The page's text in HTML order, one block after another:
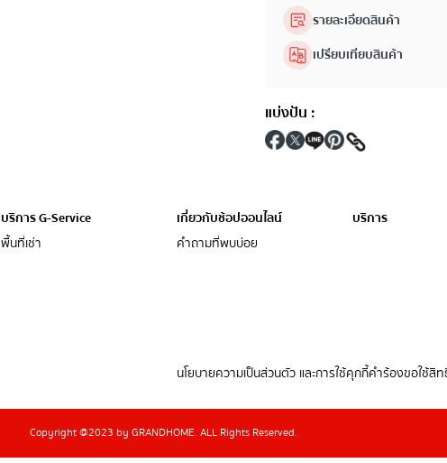
รายละเอียดสินค้า
เปรียบเทียบสินค้า
แบ่งปัน :
บริการ G-Service
พื้นที่เช่า
เกี่ยวกับช้อปออนไลน์
คำถามที่พบบ่อย
บริการ
นโยบายความเป็นส่วนตัว และการใช้คุกกี้คำร้องขอใช้สิ
Copyright @2023 by GRANDHOME. ALL Rights Reserved.